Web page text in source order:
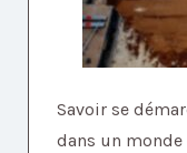
Savoir se
dans un